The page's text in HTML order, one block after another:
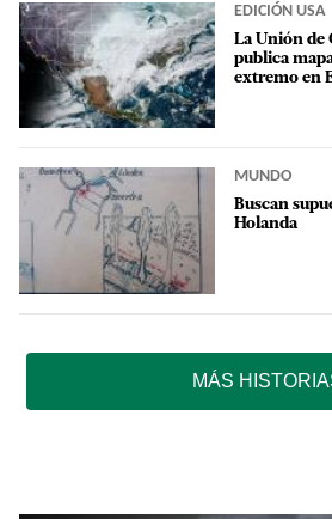
EDICIÓN USA
La Unión de
publica
extremo en
MUNDO
Buscan
Holanda
MÁS